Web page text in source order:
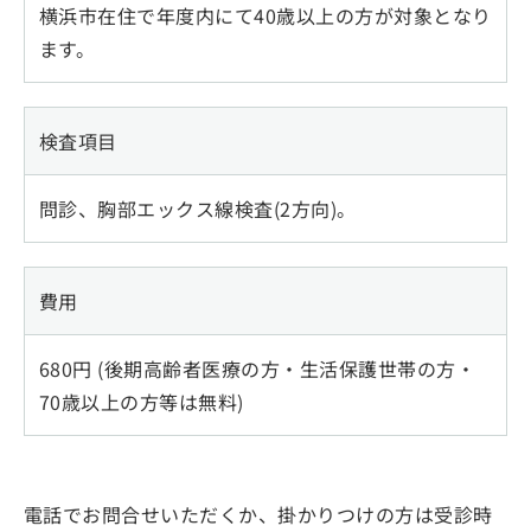
横浜市在住で年度内にて40歳以上の方が対象となり
ます。
検査項目
問診、胸部エックス線検査(2方向)。
費用
680円 (後期高齢者医療の方・生活保護世帯の方・
70歳以上の方等は無料)
電話でお問合せいただくか、掛かりつけの方は受診時